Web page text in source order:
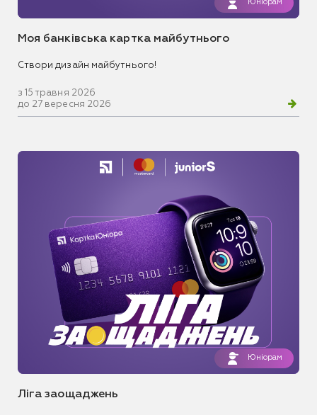
Юніорам
Моя банківська картка майбутнього
Створи дизайн майбутнього!
з 15 травня 2026
до 27 вересня 2026
Юніорам
Ліга заощаджень